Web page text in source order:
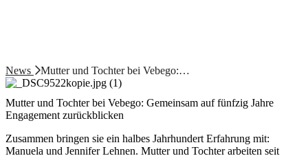
News Mutter und Tochter bei Vebego:…
Mutter und Tochter bei Vebego: Gemeinsam auf fünfzig Jahre
Engagement zurückblicken
Zusammen bringen sie ein halbes Jahrhundert Erfahrung mit:
Manuela und Jennifer Lehnen. Mutter und Tochter arbeiten seit